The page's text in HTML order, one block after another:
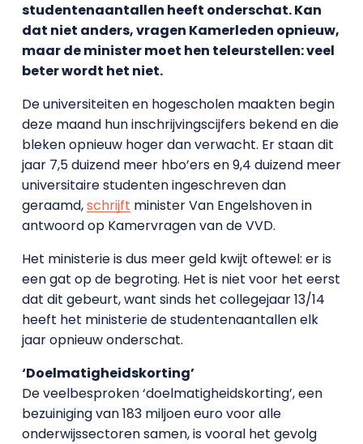
studentenaantallen heeft onderschat. Kan
dat niet anders, vragen Kamerleden opnieuw,
maar de minister moet hen teleurstellen: veel
beter wordt het niet.
De universiteiten en hogescholen maakten begin
deze maand hun inschrijvingscijfers bekend en die
bleken opnieuw hoger dan verwacht. Er staan dit
jaar 7,5 duizend meer hbo’ers en 9,4 duizend meer
universitaire studenten ingeschreven dan
geraamd,schrijft minister Van Engelshoven in
antwoord op Kamervragen van de VVD.
Het ministerie is dus meer geld kwijt oftewel: er is
een gat op de begroting. Het is niet voor het eerst
dat dit gebeurt, want sinds het collegejaar 13/14
heeft het ministerie de studentenaantallen elk
jaar opnieuw onderschat.
‘Doelmatigheidskorting’
De veelbesproken ‘doelmatigheidskorting’, een
bezuiniging van 183 miljoen euro voor alle
onderwijssectoren samen, is vooral het gevolg